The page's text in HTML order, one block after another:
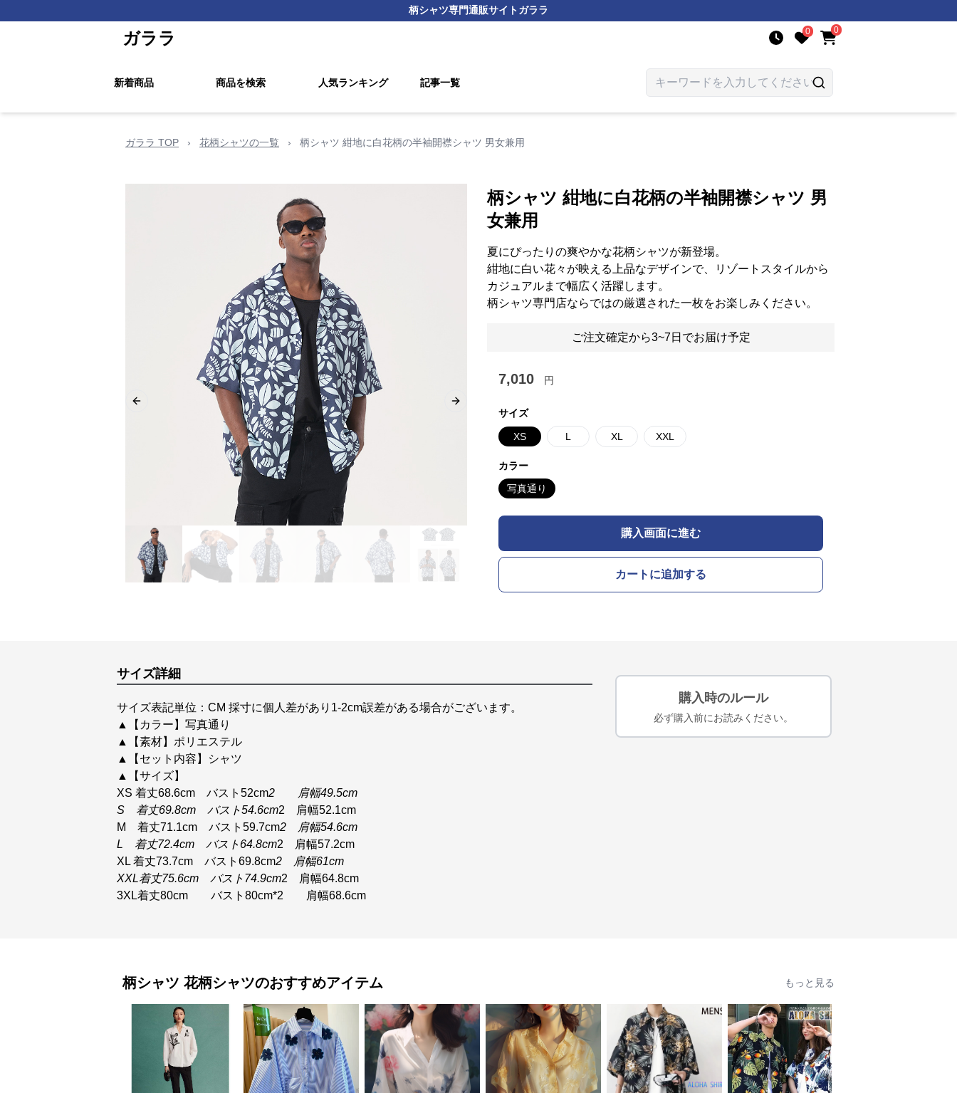
柄シャツ専門通販サイトガララ
ガララ 0 0
新着商品 商品を検索 人気ランキング 記事一覧
ガララ TOP › 花柄シャツの一覧 › 柄シャツ 紺地に白花柄の半袖開襟シャツ 男女兼用
Previous slide Next slide
柄シャツ 紺地に白花柄の半袖開襟シャツ 男
女兼用
夏にぴったりの爽やかな花柄シャツが新登場。
紺地に白い花々が映える上品なデザインで、リゾートスタイルから
カジュアルまで幅広く活躍します。
柄シャツ専門店ならではの厳選された一枚をお楽しみください。
ご注文確定から3~7日でお届け予定
7,010 円
サイズ
XS L XL XXL
カラー
写真通り
購入画面に進む
カートに追加する
サイズ詳細
サイズ表記単位：CM 採寸に個人差があり1-2cm誤差がある場合がございます。
▲【カラー】写真通り
▲【素材】ポリエステル
▲【セット内容】シャツ
▲【サイズ】
XS 着丈68.6cm バスト52cm2 肩幅49.5cm
S 着丈69.8cm バスト54.6cm2 肩幅52.1cm
M 着丈71.1cm バスト59.7cm2 肩幅54.6cm
L 着丈72.4cm バスト64.8cm2 肩幅57.2cm
XL 着丈73.7cm バスト69.8cm2 肩幅61cm
XXL着丈75.6cm バスト74.9cm2 肩幅64.8cm
3XL着丈80cm バスト80cm*2 肩幅68.6cm
購入時のルール
必ず購入前にお読みください。
柄シャツ 花柄シャツのおすすめアイテム もっと見る